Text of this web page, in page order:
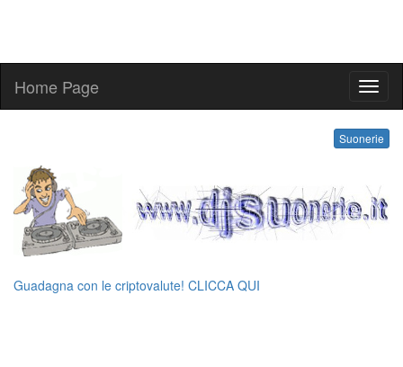
Home Page
Suonerie
Guadagna con le criptovalute! CLICCA QUI